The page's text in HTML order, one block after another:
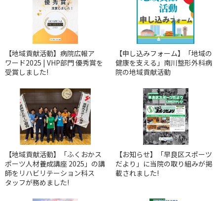
【地域貢献活動】病院広報ア
ワード2025 | VHP部門 優秀賞を
受賞しました!
【申し込みフォーム】「地域の
健康を支える」南川整形外科病
院の地域貢献活動
【地域貢献活動】「ふくおかス
ポーツ人材養成講座 2025」の講
師をリハビリテーション科ス
タッフが務めました!
【お知らせ】「早良区スポーツ
だより」に当院の取り組みが掲
載されました!